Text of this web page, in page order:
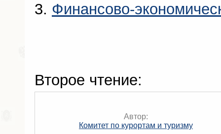
3. Финансово-
Второе чтение:
Автор:
Комитет по курортам и туризму